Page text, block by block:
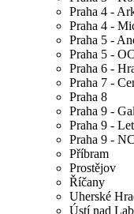
Praha 4 -
Praha 4 -
Praha 5 -
Praha 5 -
Praha 6 -
Praha 7 -
Praha 8
Praha 9 -
Praha 9 -
Praha 9 -
Příbram
Prostějov
Říčany
Uherské
Ústí nad